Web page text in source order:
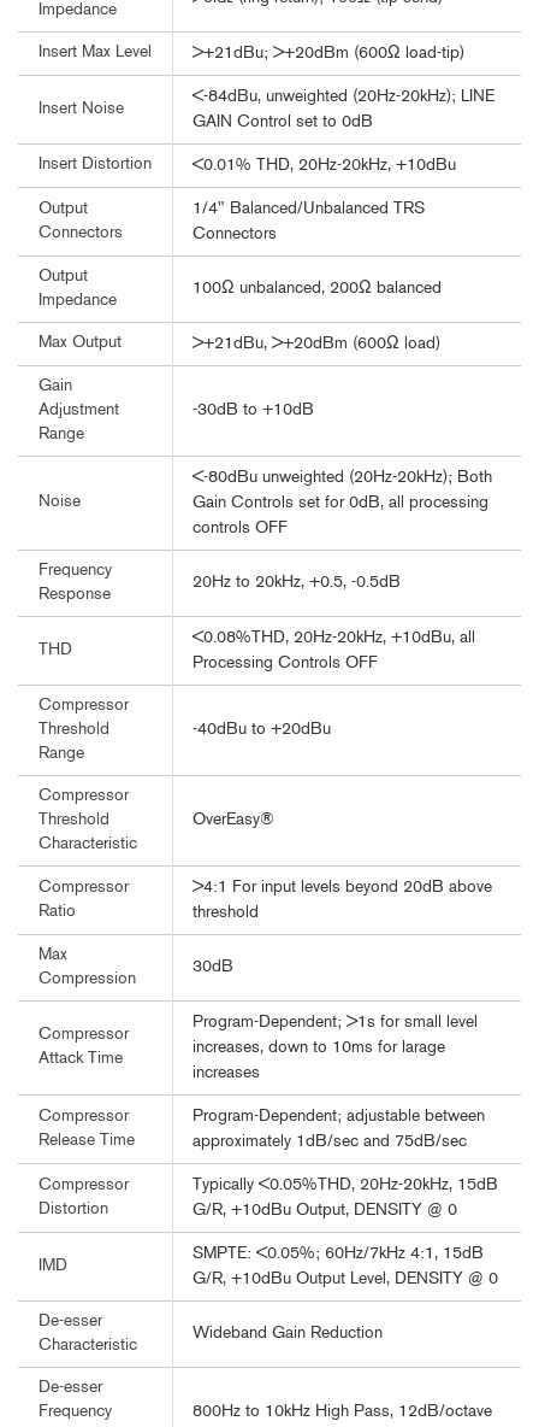
Impedance
Insert Max Level >+21dBu; >+20dBm (600Ω load-tip)
Insert Noise
<-84dBu, unweighted (20Hz-20kHz); LINE
GAIN Control set to 0dB
Insert Distortion <0.01% THD, 20Hz-20kHz, +10dBu
Output
Connectors
1/4" Balanced/Unbalanced TRS
Connectors
Output
Impedance
100Ω unbalanced, 200Ω balanced
Max Output >+21dBu, >+20dBm (600Ω load)
Gain
Adjustment
Range
-30dB to +10dB
Noise
<-80dBu unweighted (20Hz-20kHz); Both
Gain Controls set for 0dB, all processing
controls OFF
Frequency
Response
20Hz to 20kHz, +0.5, -0.5dB
THD
<0.08%THD, 20Hz-20kHz, +10dBu, all
Processing Controls OFF
Compressor
Threshold
Range
-40dBu to +20dBu
Compressor
Threshold
Characteristic
OverEasy®
Compressor
Ratio
>4:1 For input levels beyond 20dB above
threshold
Max
Compression
30dB
Compressor
Attack Time
Program-Dependent; >1s for small level
increases, down to 10ms for larage
increases
Compressor
Release Time
Program-Dependent; adjustable between
approximately 1dB/sec and 75dB/sec
Compressor
Distortion
Typically <0.05%THD, 20Hz-20kHz, 15dB
G/R, +10dBu Output, DENSITY @ 0
IMD
SMPTE: <0.05%; 60Hz/7kHz 4:1, 15dB
G/R, +10dBu Output Level, DENSITY @ 0
De-esser
Characteristic
Wideband Gain Reduction
De-esser
Frequency
800Hz to 10kHz High Pass, 12dB/octave